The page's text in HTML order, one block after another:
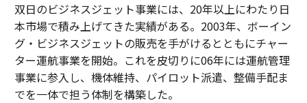
双日のビジネスジェット事業には、20年以上にわたり日
本市場で積み上げてきた実績がある。2003年、ボーイン
グ・ビジネスジェットの販売を手がけるとともにチャー
ター運航事業を開始。これを皮切りに06年には運航管理
事業に参入し、機体維持、パイロット派遣、整備手配ま
でを一体で担う体制を構築した。